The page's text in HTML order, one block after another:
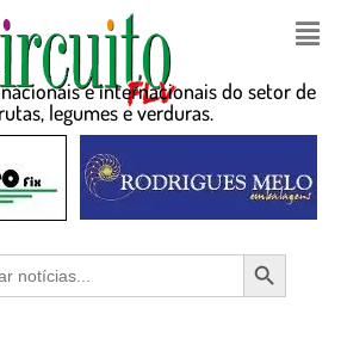
e internacionais do setor de
legumes e verduras.
Search Button